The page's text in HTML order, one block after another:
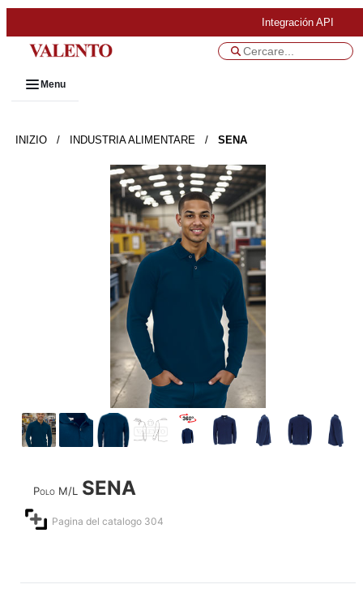
Integración API
Menu
INIZIO / INDUSTRIA ALIMENTARE / SENA
Polo M/L SENA
Pagina del catalogo 304